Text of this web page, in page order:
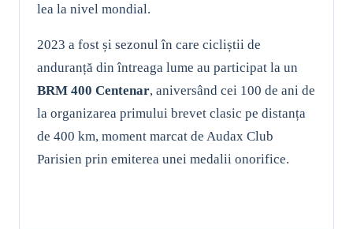
lea la nivel mondial.
2023 a fost și sezonul în care cicliștii de
anduranță din întreaga lume au participat la un
BRM 400 Centenar, aniversând cei 100 de ani de
la organizarea primului brevet clasic pe distanța
de 400 km, moment marcat de Audax Club
Parisien prin emiterea unei medalii onorifice.